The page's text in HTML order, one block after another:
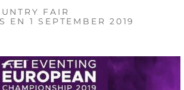
FAIR
EN 1 SEPTEMBER 2019